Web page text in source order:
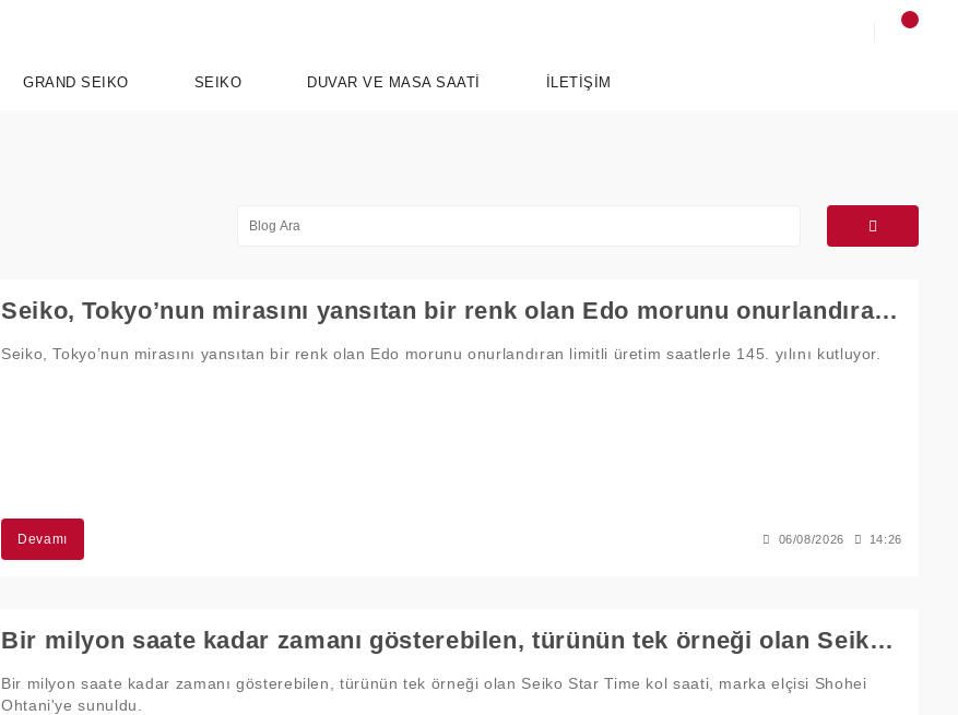
GRAND SEIKO SEIKO DUVAR VE MASA SAATİ İLETİŞİM
Seiko, Tokyo’nun mirasını yansıtan bir renk olan Edo morunu onurlandıran limitli üretim saatlerle 145. yılını kutluyor.
Seiko, Tokyo’nun mirasını yansıtan bir renk olan Edo morunu onurlandıran limitli üretim saatlerle 145. yılını kutluyor.
Devamı 06/08/2026 14:26
Bir milyon saate kadar zamanı gösterebilen, türünün tek örneği olan Seiko Star Time kol saati, marka elçisi Shohei Ohtani'ye sunuldu.
Bir milyon saate kadar zamanı gösterebilen, türünün tek örneği olan Seiko Star Time kol saati, marka elçisi Shohei
Ohtani'ye sunuldu.